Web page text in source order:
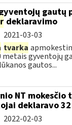
gautų
deklaravimo
2021-03-03
tvarka
metais gyventojų
gautos...
NT mokesčio
deklaravo
2022-02-03